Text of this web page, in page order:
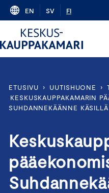
Skip
content
EN SV FI
ETUSIVU › UUTISHUONE ›
KESKUSKAUPPAKAMARIN
SUHDANNEKÄÄNNE KÄSILLÄ